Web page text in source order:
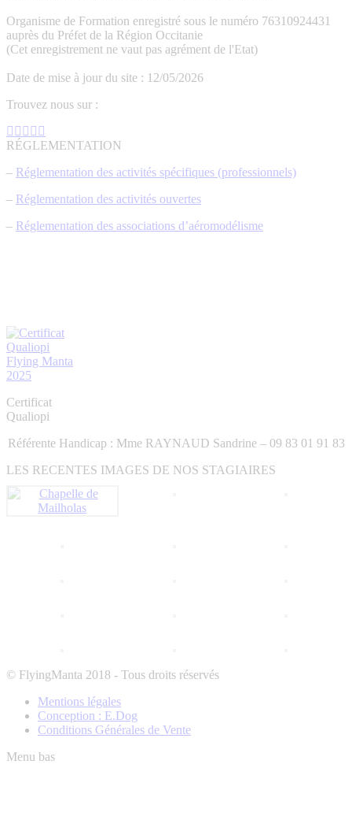
Organisme de Formation enregistré sous le numéro 76310924431
auprès du Préfet de la Région Occitanie
(Cet enregistrement ne vaut pas agrément de l'Etat)
Date de mise à jour du site : 12/05/2026
Trouvez nous sur :
La
page
s'ouvre
une
fenêtre
La
page
s'ouvre
une
fenêtre
La
page
s'ouvre
une
fenêtre
La
page
mail
dans
nouvelle
page
Web
dans
nouvelle
RÉGLEMENTATION
– Réglementation des activités spécifiques (professionnels)
– Réglementation des activités ouvertes
– Réglementation des associations d’aéromodélisme
Certificat
Qualiopi
Référente Handicap : Mme RAYNAUD Sandrine – 09 83 01 91 83
LES RECENTES IMAGES DE NOS STAGIAIRES
© FlyingManta 2018 - Tous droits réservés
Mentions légales
Conception : E.Dog
Conditions Générales de Vente
Menu bas